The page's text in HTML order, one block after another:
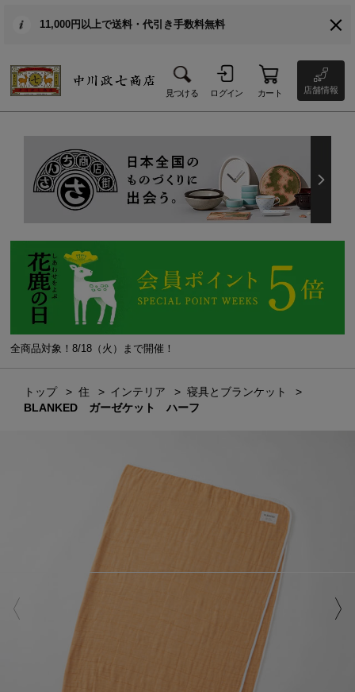
11,000円以上で送料・代引き手数料無料
見つける ログイン カート 店舗情報
全商品対象！8/18（火）まで開催！
トップ 住 インテリア
寝具とブランケット
BLANKED ガーゼケット ハーフ